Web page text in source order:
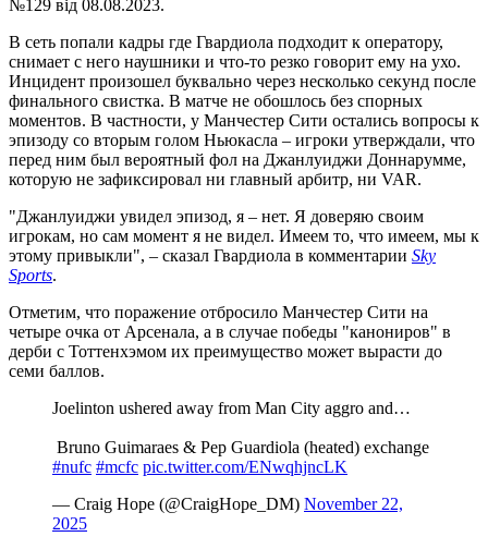
№129 від 08.08.2023.
В сеть попали кадры где Гвардиола подходит к оператору,
снимает с него наушники и что-то резко говорит ему на ухо.
Инцидент произошел буквально через несколько секунд после
финального свистка. В матче не обошлось без спорных
моментов. В частности, у Манчестер Сити остались вопросы к
эпизоду со вторым голом Ньюкасла – игроки утверждали, что
перед ним был вероятный фол на Джанлуиджи Доннарумме,
которую не зафиксировал ни главный арбитр, ни VAR.
"Джанлуиджи увидел эпизод, я – нет. Я доверяю своим
игрокам, но сам момент я не видел. Имеем то, что имеем, мы к
этому привыкли", – сказал Гвардиола в комментарии Sky
Sports.
Отметим, что поражение отбросило Манчестер Сити на
четыре очка от Арсенала, а в случае победы "канониров" в
дерби с Тоттенхэмом их преимущество может вырасти до
семи баллов.
Joelinton ushered away from Man City aggro and…
️ Bruno Guimaraes & Pep Guardiola (heated) exchange
#nufc #mcfc pic.twitter.com/ENwqhjncLK
— Craig Hope (@CraigHope_DM) November 22,
2025